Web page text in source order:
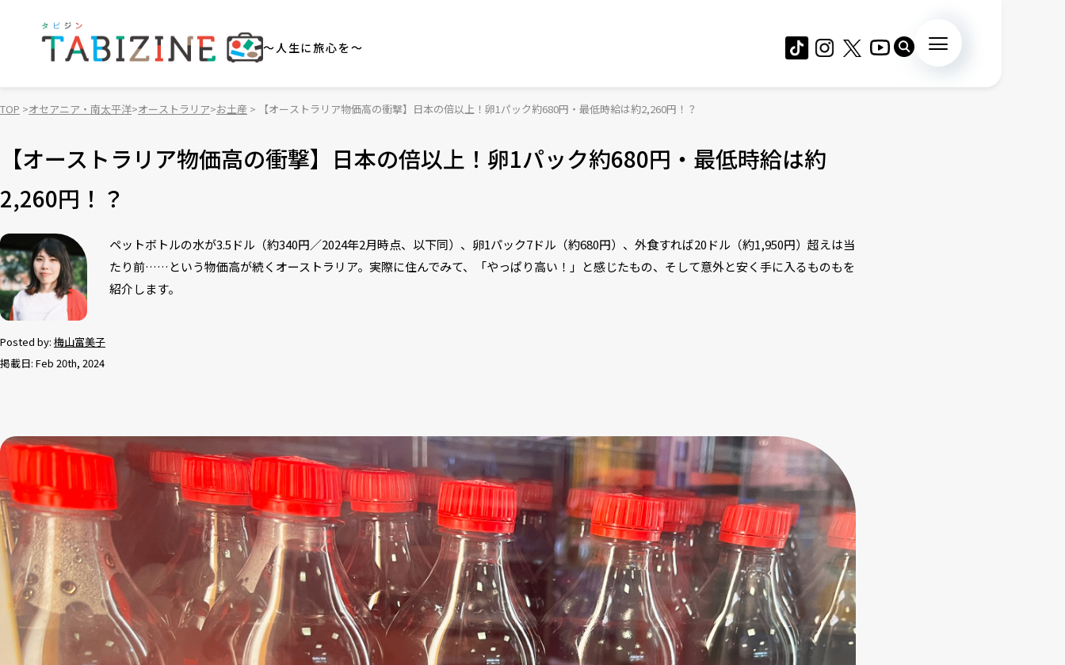
～人生に旅心を～
TOP オセアニア・南太平洋 オーストラリア お土産 【オーストラリア物価高の衝撃】日本の倍以上！卵1パック約680円・最低時給は約2,260円！？
【オーストラリア物価高の衝撃】日本の倍以上！卵1パック約680円・最低時給は約
2,260円！？
Posted by: 梅山富美子
掲載日: Feb 20th, 2024
ペットボトルの水が3.5ドル（約340円／2024年2月時点、以下同）、卵1パック7ドル（約680円）、外食すれば20ドル（約1,950円）超えは当
たり前……という物価高が続くオーストラリア。実際に住んでみて、「やっぱり高い！」と感じたもの、そして意外と安く手に入るものもを
紹介します。